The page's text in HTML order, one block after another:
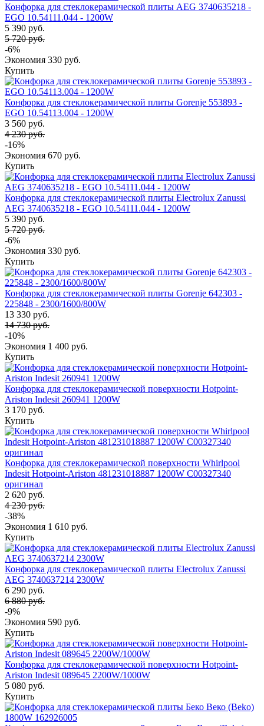
Конфорка для стеклокерамической плиты AEG 3740635218 -
EGO 10.54111.044 - 1200W
5 390 руб.
5 720 руб.
-6%
Экономия 330 руб.
Купить
Конфорка для стеклокерамической плиты Gorenje 553893 -
EGO 10.54113.004 - 1200W
3 560 руб.
4 230 руб.
-16%
Экономия 670 руб.
Купить
Конфорка для стеклокерамической плиты Electrolux Zanussi
AEG 3740635218 - EGO 10.54111.044 - 1200W
5 390 руб.
5 720 руб.
-6%
Экономия 330 руб.
Купить
Конфорка для стеклокерамической плиты Gorenje 642303 -
225848 - 2300/1600/800W
13 330 руб.
14 730 руб.
-10%
Экономия 1 400 руб.
Купить
Конфорка для стеклокерамической поверхности Hotpoint-
Ariston Indesit 260941 1200W
3 170 руб.
Купить
Конфорка для стеклокерамической поверхности Whirlpool
Indesit Hotpoint-Ariston 481231018887 1200W C00327340
оригинал
2 620 руб.
4 230 руб.
-38%
Экономия 1 610 руб.
Купить
Конфорка для стеклокерамической плиты Electrolux Zanussi
AEG 3740637214 2300W
6 290 руб.
6 880 руб.
-9%
Экономия 590 руб.
Купить
Конфорка для стеклокерамической поверхности Hotpoint-
Ariston Indesit 089645 2200W/1000W
5 080 руб.
Купить